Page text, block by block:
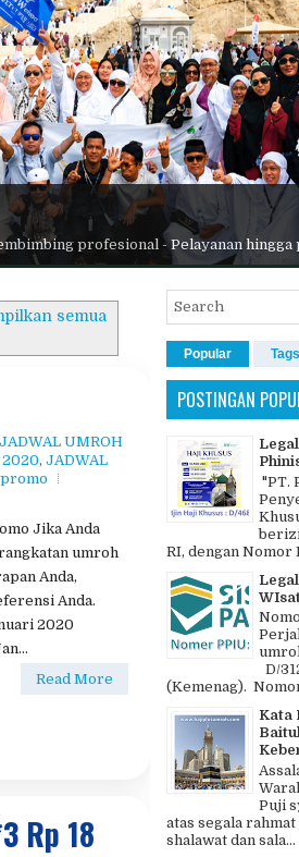
profesional - Pelayanan hingga
semua
JADWAL UMROH
2020, JADWAL
Jika Anda
umroh
Anda,
Anda.
2020
Read More
Rp 18
Popular Tags
POSTINGAN
"PT.
RI, dengan Nomor
D/
(Kemenag).
Kata
Puji
atas segala
shalawat dan sala...